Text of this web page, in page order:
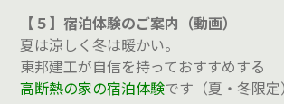
【５】宿泊体験のご案内（動画）
夏は涼しく冬は暖かい。
東邦建工が自信を持っておすすめする
高断熱の家の宿泊体験です（夏・冬限定